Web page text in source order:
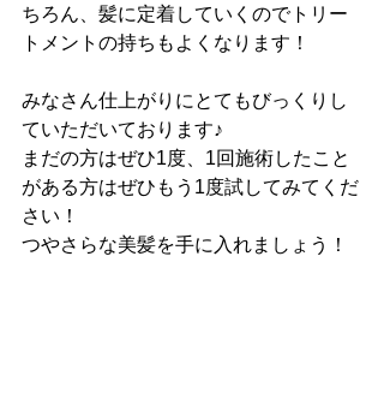
ちろん、髪に定着していくのでトリー
トメントの持ちもよくなります！
みなさん仕上がりにとてもびっくりし
ていただいております♪
まだの方はぜひ1度、1回施術したこと
がある方はぜひもう1度試してみてくだ
さい！
つやさらな美髪を手に入れましょう！